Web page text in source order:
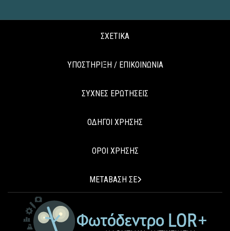
ΣΧΕΤΙΚΑ
ΥΠΟΣΤΗΡΙΞΗ / ΕΠΙΚΟΙΝΩΝΙΑ
ΣΥΧΝΕΣ ΕΡΩΤΗΣΕΙΣ
ΟΔΗΓΟΙ ΧΡΗΣΗΣ
ΟΡΟΙ ΧΡΗΣΗΣ
ΜΕΤΑΒΑΣΗ ΣΕ